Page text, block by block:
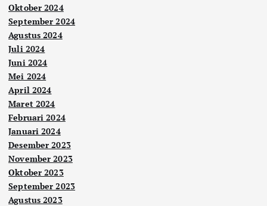
Oktober 2024
September 2024
Agustus 2024
Juli 2024
Juni 2024
Mei 2024
April 2024
Maret 2024
Februari 2024
Januari 2024
Desember 2023
November 2023
Oktober 2023
September 2023
Agustus 2023